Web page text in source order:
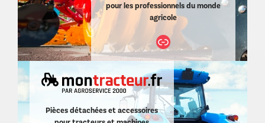
pour les professionnels du monde
agricole
Lien
Pièces détachées et accessoires